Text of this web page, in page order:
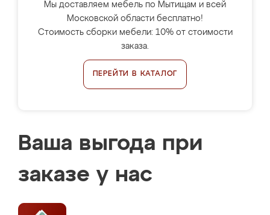
Мы доставляем мебель по Мытищам и всей
Московской области бесплатно!
Стоимость сборки мебели: 10% от стоимости
заказа.
ПЕРЕЙТИ В КАТАЛОГ
Ваша выгода при
заказе у нас